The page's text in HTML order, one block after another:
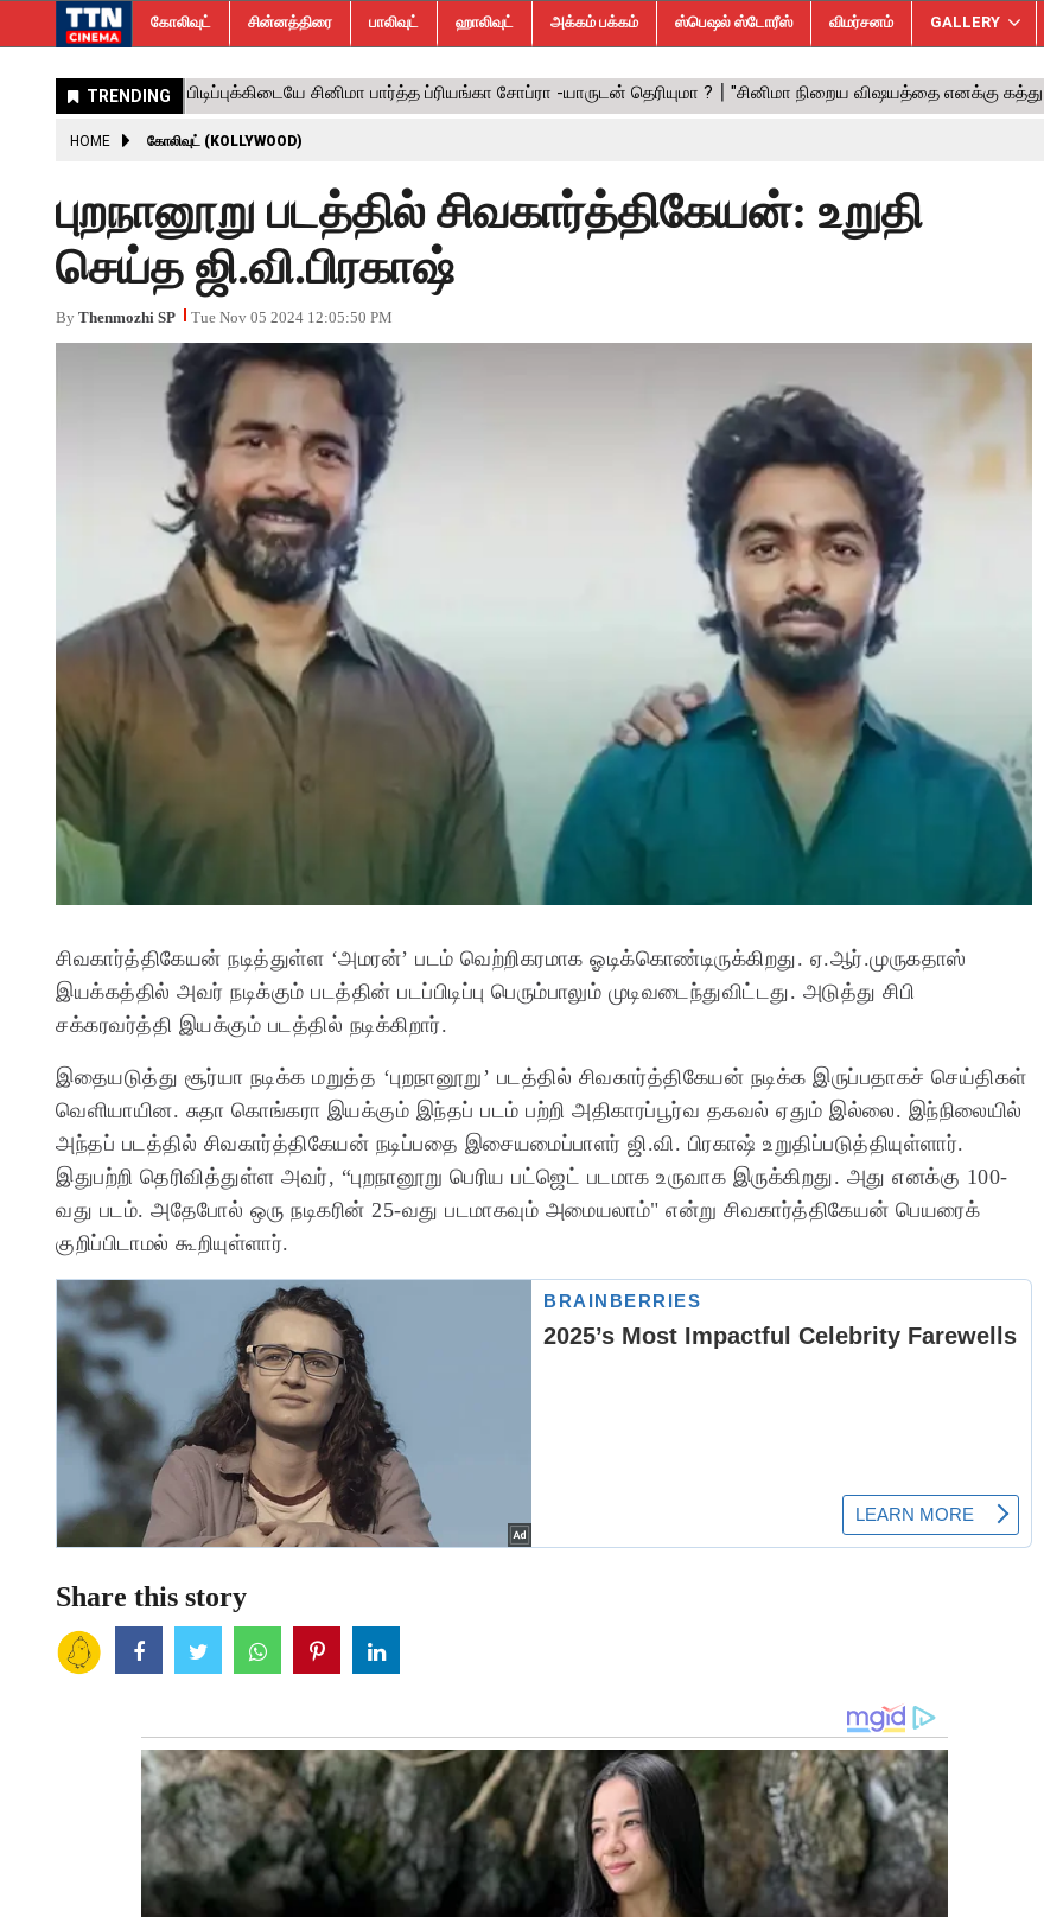
கோலிவுட் சின்னத்திரை பாலிவுட் ஹாலிவுட் அக்கம் பக்கம் ஸ்பெஷல் ஸ்டோரீஸ் விமர்சனம் GALLERY
HOME கோலிவுட் (KOLLYWOOD)
புறநானூறு படத்தில் சிவகார்த்திகேயன்: உறுதி
செய்த ஜி.வி.பிரகாஷ்
By Thenmozhi SP Tue Nov 05 2024 12:05:50 PM
சிவகார்த்திகேயன் நடித்துள்ள ‘அமரன்’ படம் வெற்றிகரமாக ஓடிக்கொண்டிருக்கிறது. ஏ.ஆர்.முருகதாஸ்
இயக்கத்தில் அவர் நடிக்கும் படத்தின் படப்பிடிப்பு பெரும்பாலும் முடிவடைந்துவிட்டது. அடுத்து சிபி
சக்கரவர்த்தி இயக்கும் படத்தில் நடிக்கிறார்.
இதையடுத்து சூர்யா நடிக்க மறுத்த ‘புறநானூறு’ படத்தில் சிவகார்த்திகேயன் நடிக்க இருப்பதாகச் செய்திகள்
வெளியாயின. சுதா கொங்கரா இயக்கும் இந்தப் படம் பற்றி அதிகாரப்பூர்வ தகவல் ஏதும் இல்லை. இந்நிலையில்
அந்தப் படத்தில் சிவகார்த்திகேயன் நடிப்பதை இசையமைப்பாளர் ஜி.வி. பிரகாஷ் உறுதிப்படுத்தியுள்ளார்.
இதுபற்றி தெரிவித்துள்ள அவர், “புறநானூறு பெரிய பட்ஜெட் படமாக உருவாக இருக்கிறது. அது எனக்கு 100-
வது படம். அதேபோல் ஒரு நடிகரின் 25-வது படமாகவும் அமையலாம்" என்று சிவகார்த்திகேயன் பெயரைக்
குறிப்பிடாமல் கூறியுள்ளார்.
Share this story